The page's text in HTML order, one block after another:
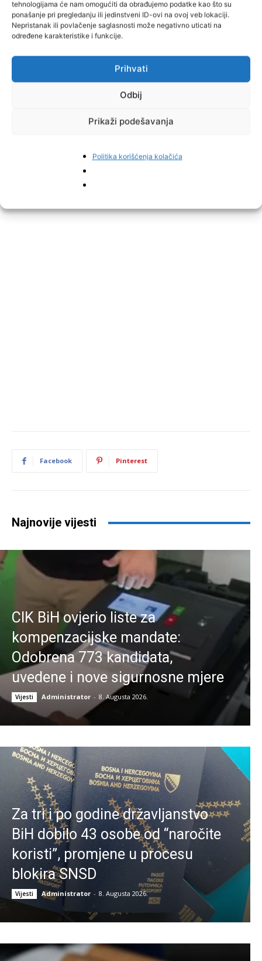
tehnologijama će nam omogućiti da obrađujemo podatke kao što su
ponašanje pri pregledanju ili jedinstveni ID-ovi na ovoj veb lokaciji.
Nepristanak ili povlačenje saglasnosti može negativno uticati na
određene karakteristike i funkcije.
Prihvati
Odbij
Prikaži podešavanja
Politika korišćenja kolačića
studiju provodi u vremenskoj stisci, jer je prema dogovoru sa
Slovenijom dužna preuzeti svoj dio radioaktivnog otpada do
2028. godine.
međunarodnog spora ili postupka pred evropskim institucijama, s
ciljem zaštite okoliša, ali i zdravlja građana s obje strane granice,
Facebook Pinterest
Najnovije vijesti
CIK BiH ovjerio liste za
kompenzacijske mandate:
Odobrena 773 kandidata,
uvedene i nove sigurnosne mjere
Vijesti Administrator - 8. Augusta 2026.
Za tri i po godine državljanstvo
BiH dobilo 43 osobe od “naročite
koristi”, promjene u procesu
blokira SNSD
Vijesti Administrator - 8. Augusta 2026.